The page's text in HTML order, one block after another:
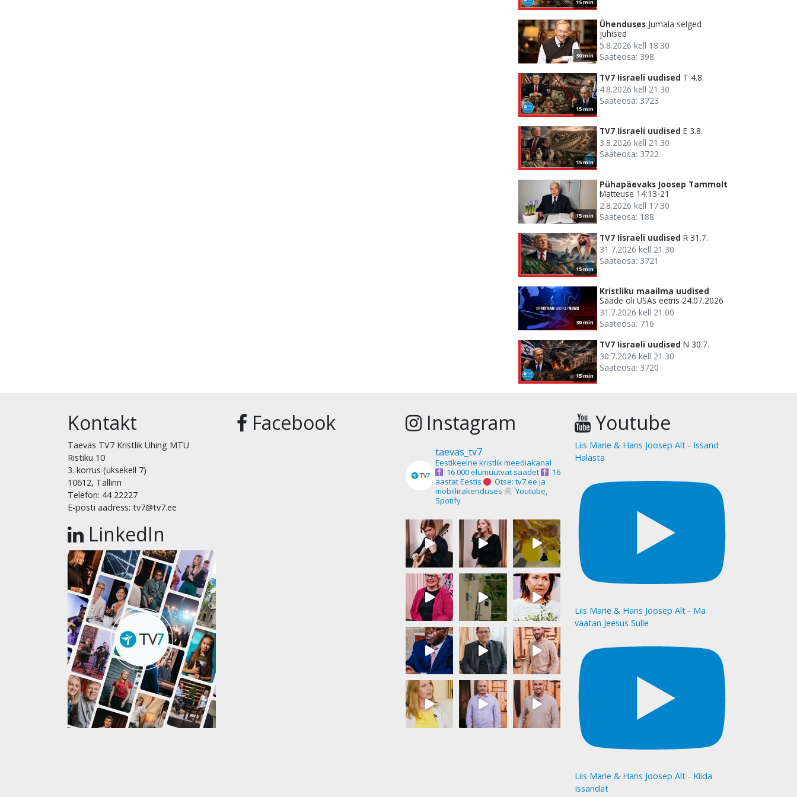
15 min
30 min
Ühenduses Jumala selged
juhised
5.8.2026 kell 18.30
Saateosa: 398
15 min
TV7 Iisraeli uudised T 4.8.
4.8.2026 kell 21.30
Saateosa: 3723
15 min
TV7 Iisraeli uudised E 3.8.
3.8.2026 kell 21.30
Saateosa: 3722
15 min
Pühapäevaks Joosep Tammolt
Matteuse 14:13-21
2.8.2026 kell 17.30
Saateosa: 188
15 min
TV7 Iisraeli uudised R 31.7.
31.7.2026 kell 21.30
Saateosa: 3721
30 min
Kristliku maailma uudised
Saade oli USAs eetris 24.07.2026
31.7.2026 kell 21.00
Saateosa: 716
15 min
TV7 Iisraeli uudised N 30.7.
30.7.2026 kell 21.30
Saateosa: 3720
Kontakt
Taevas TV7 Kristlik Ühing MTÜ
Ristiku 10
3. korrus (uksekell 7)
10612, Tallinn
Telefon: 44 22227
E-posti aadress: tv7@tv7.ee
LinkedIn
Facebook Instagram
taevas_tv7
Eestikeelne kristlik meediakanal
16 000 elumuutvat saadet
16
aastat Eestis
Otse: tv7.ee ja
mobiilirakenduses
Youtube,
Spotify
Youtube
Liis Marie & Hans Joosep Alt - Issand
Halasta
Liis Marie & Hans Joosep Alt - Ma
vaatan Jeesus Sulle
Liis Marie & Hans Joosep Alt - Kiida
Issandat